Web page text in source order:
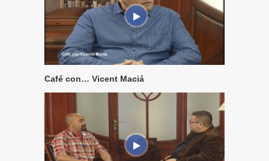
Café con… Vicent Maciá